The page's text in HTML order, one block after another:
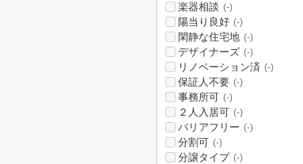
楽器相談 (-)
陽当り良好 (-)
閑静な住宅地 (-)
デザイナーズ (-)
リノベーション済 (-)
保証人不要 (-)
事務所可 (-)
２人入居可 (-)
バリアフリー (-)
分割可 (-)
分譲タイプ (-)